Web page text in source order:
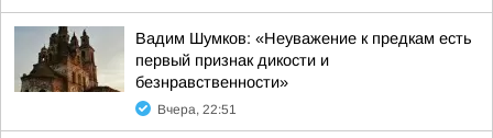
Вадим Шумков: «Неуважение к предкам есть
первый признак дикости и
безнравственности»
Вчера, 22:51